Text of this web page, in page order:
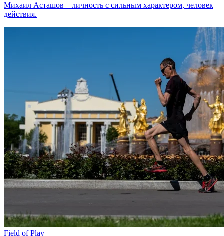
Михаил Асташов – личность с сильным характером, человек
действия.
Field of Play